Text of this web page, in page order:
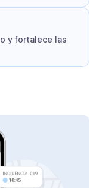
y fortalece las